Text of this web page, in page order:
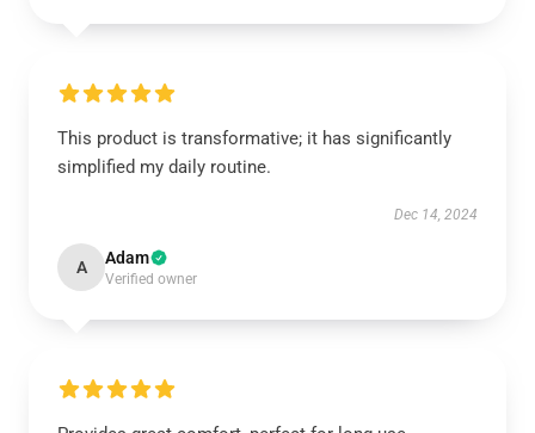
This product is transformative; it has significantly
simplified my daily routine.
Dec 14, 2024
A Adam
Verified owner